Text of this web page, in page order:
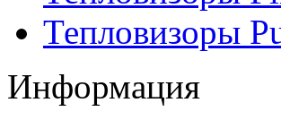
Тепловизоры
Информация